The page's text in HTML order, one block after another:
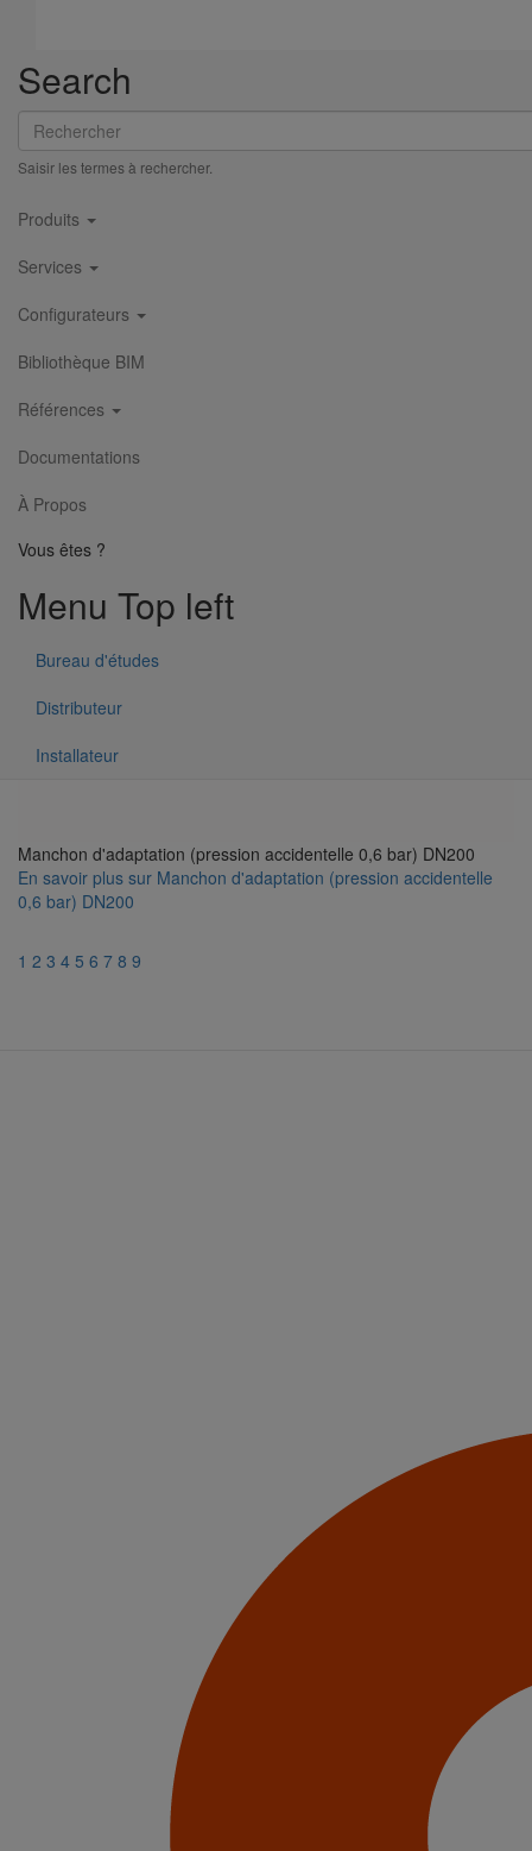
Search
Rechercher
Saisir les termes à rechercher.
Main
navigation
Produits
Services
Configurateurs
Bibliothèque BIM
Références
Documentations
À Propos
Vous êtes ?
Menu Top left
Bureau d'études
Distributeur
Installateur
Manchon d'adaptation (pression accidentelle 1,5 bar) DN100
1,5 bar) DN100
Manchon d'adaptation (pression accidentelle 0,6 bar) DN200
En savoir plus sur Manchon d'adaptation (pression accidentelle
0,6 bar) DN200
1 2 3 4 5 6 7 8 9